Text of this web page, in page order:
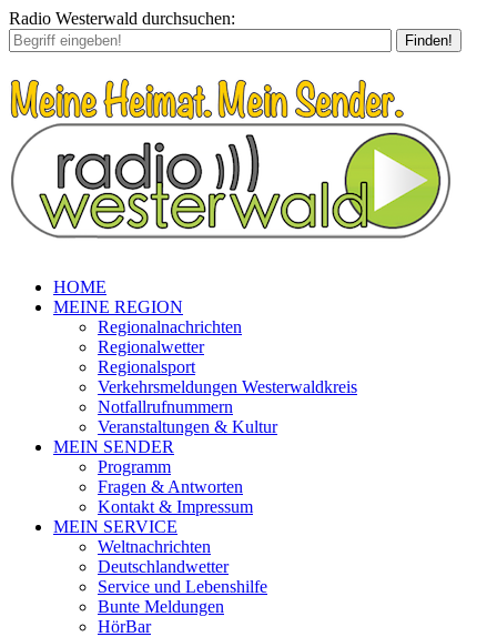
Radio Westerwald durchsuchen:
Finden!
HOME
MEINE REGION
Regionalnachrichten
Regionalwetter
Regionalsport
Verkehrsmeldungen Westerwaldkreis
Notfallrufnummern
Veranstaltungen & Kultur
MEIN SENDER
Programm
Fragen & Antworten
Kontakt & Impressum
MEIN SERVICE
Weltnachrichten
Deutschlandwetter
Service und Lebenshilfe
Bunte Meldungen
HörBar